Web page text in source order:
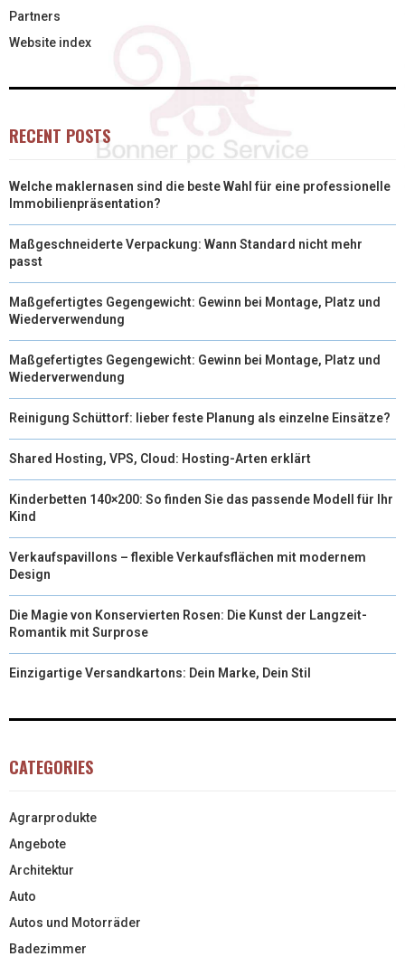
Partners
Website index
RECENT POSTS
Welche maklernasen sind die beste Wahl für eine professionelle
Immobilienpräsentation?
Maßgeschneiderte Verpackung: Wann Standard nicht mehr
passt
Maßgefertigtes Gegengewicht: Gewinn bei Montage, Platz und
Wiederverwendung
Maßgefertigtes Gegengewicht: Gewinn bei Montage, Platz und
Wiederverwendung
Reinigung Schüttorf: lieber feste Planung als einzelne Einsätze?
Shared Hosting, VPS, Cloud: Hosting-Arten erklärt
Kinderbetten 140×200: So finden Sie das passende Modell für Ihr
Kind
Verkaufspavillons – flexible Verkaufsflächen mit modernem
Design
Die Magie von Konservierten Rosen: Die Kunst der Langzeit-
Romantik mit Surprose
Einzigartige Versandkartons: Dein Marke, Dein Stil
CATEGORIES
Agrarprodukte
Angebote
Architektur
Auto
Autos und Motorräder
Badezimmer